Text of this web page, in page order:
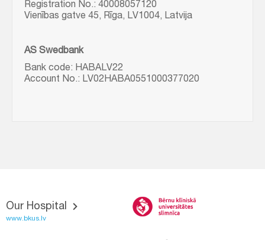
Registration No.: 40008057120
Vienības gatve 45, Rīga, LV1004, Latvija
AS Swedbank
Bank code: HABALV22
Account No.: LV02HABA0551000377020
Our Hospital
www.bkus.lv